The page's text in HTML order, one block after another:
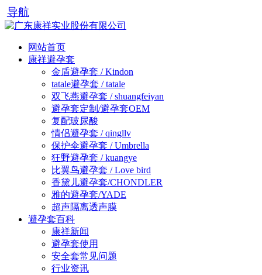
导航
网站首页
康祥避孕套
金盾避孕套 / Kindon
tatale避孕套 / tatale
双飞燕避孕套 / shuangfeiyan
避孕套定制/避孕套OEM
复配玻尿酸
情侣避孕套 / qingllv
保护伞避孕套 / Umbrella
狂野避孕套 / kuangye
比翼鸟避孕套 / Love bird
香黛儿避孕套/CHONDLER
雅的避孕套/YADE
超声隔离透声膜
避孕套百科
康祥新闻
避孕套使用
安全套常见问题
行业资讯